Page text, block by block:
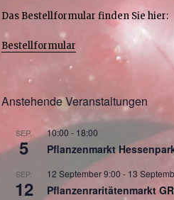
Das Bestellformular finden Sie hier:
Bestellformular
Anstehende Veranstaltungen
SEP.
5
10:00 - 18:00
Pflanzenmarkt
SEP.
12
12 September 9:00 - 13
Pflanzenraritätenmarkt